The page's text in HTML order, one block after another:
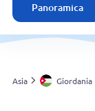
Italia
Svizzera
Panoramica
Asia Giordania